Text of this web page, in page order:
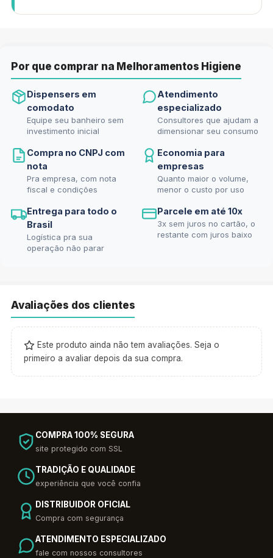
Por que comprar na Melhoramentos Higiene
Dispensers em
comodato
Equipe seu banheiro sem
investimento inicial
Atendimento
especializado
Consultores que ajudam a
dimensionar seu consumo
Compra no CNPJ com
nota
Pra empresa, com nota
fiscal e condições
Economia para
empresas
Quanto maior o volume,
menor o custo por uso
Entrega para todo o
Brasil
Logística pra sua
operação não parar
Parcele em até 10x
3x sem juros no cartão, o
restante com juros baixo
Avaliações dos clientes
Este produto ainda não tem avaliações. Seja o
primeiro a avaliar depois da sua compra.
COMPRA 100% SEGURA
site protegido com SSL
TRADIÇÃO E QUALIDADE
experiência que você confia
DISTRIBUIDOR OFICIAL
Compra com segurança
ATENDIMENTO ESPECIALIZADO
fale com nossos consultores